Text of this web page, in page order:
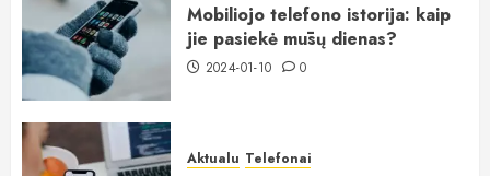
Mobiliojo telefono istorija: kaip
jie pasiekė mūsų dienas?
2024-01-10 0
Aktualu Telefonai